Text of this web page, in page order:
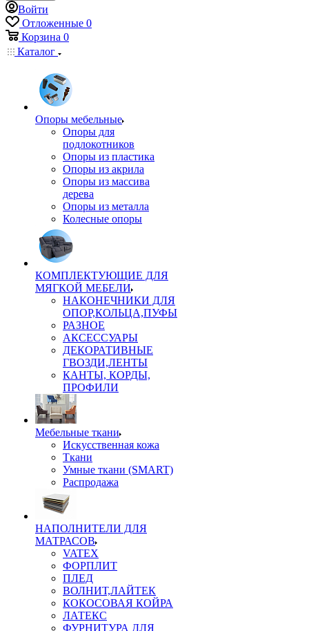
Войти
Отложенные 0
Корзина 0
Каталог
Опоры мебельные
Опоры для
подлокотников
Опоры из пластика
Опоры из акрила
Опоры из массива
дерева
Опоры из металла
Колесные опоры
КОМПЛЕКТУЮЩИЕ ДЛЯ
МЯГКОЙ МЕБЕЛИ
НАКОНЕЧНИКИ ДЛЯ
ОПОР,КОЛЬЦА,ПУФЫ
РАЗНОЕ
АКСЕССУАРЫ
ДЕКОРАТИВНЫЕ
ГВОЗДИ,ЛЕНТЫ
КАНТЫ, КОРДЫ,
ПРОФИЛИ
Мебельные ткани
Искусственная кожа
Ткани
Умные ткани (SMART)
Распродажа
НАПОЛНИТЕЛИ ДЛЯ
МАТРАСОВ
VATEX
ФОРПЛИТ
ПЛЕД
ВОЛНИТ,ЛАЙТЕК
КОКОСОВАЯ КОЙРА
ЛАТЕКС
ФУРНИТУРА ДЛЯ